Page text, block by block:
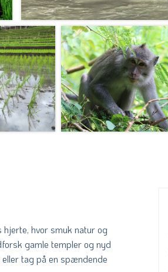
hjerte, hvor smuk natur og
gamle templer og nyd
tag på en spændende